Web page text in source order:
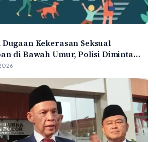
Dugaan Kekerasan Seksual
di Bawah Umur, Polisi Diminta